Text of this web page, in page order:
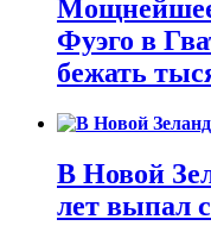
Мощнейшее
Фуэго в
бежать
В Новой
лет выпал